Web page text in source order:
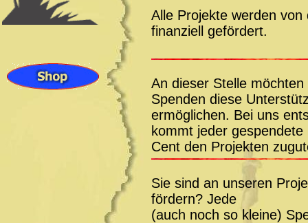
Alle Projekte werden
finanziell gefördert.
An dieser Stelle
Spenden diese
ermöglichen. Bei uns
kommt jeder gespendete
Cent den Projekten
Sie sind an unseren
fördern? Jede
(auch noch so kleine)